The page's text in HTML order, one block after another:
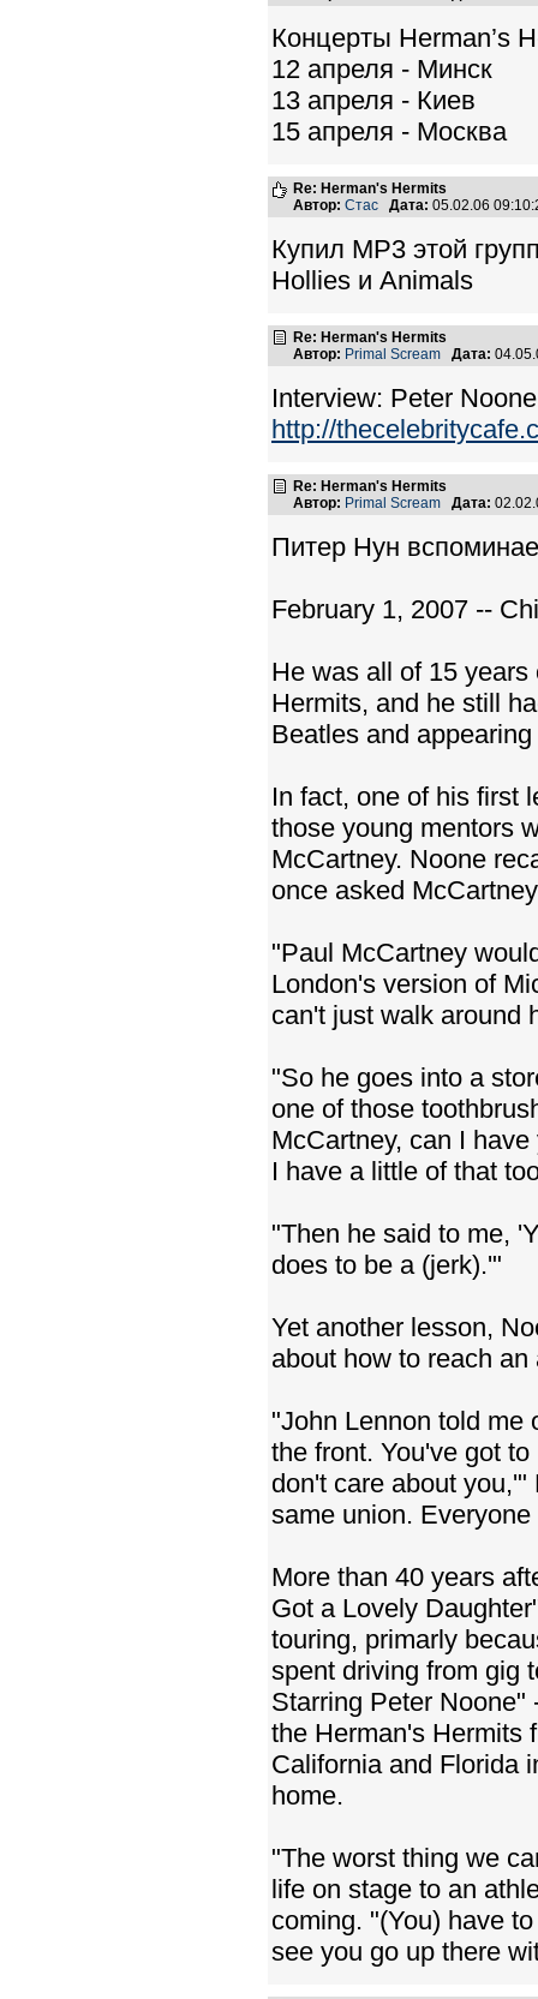
Концерты Herman’s
12 апреля - Минск
13 апреля - Киев
15 апреля - Москва
Re: Herman's Hermits
Автор: Стас Дата: 05.02.06
Купил МР3 этой
Hollies и Animals
Re: Herman's Hermits
Автор: Primal Scream Дата:
Interview: Peter
http://
Re: Herman's Hermits
Автор: Primal Scream Дата:
Питер Нун
February 1, 2007 --
He was all of 15
Hermits, and he still
Beatles and
In fact, one of his first
those young mentors
McCartney. Noone
once asked
"Paul McCartney
London's version of
can't just walk around
"So he goes into a
one of those
McCartney, can I
I have a little of that
"Then he said to me,
does to be a (jerk).'"
Yet another lesson,
about how to reach an
"John Lennon told me
the front. You've got
don't care about
same union.
More than 40 years
Got a Lovely
touring, primarly
spent driving from gig
Starring Peter Noone"
the Herman's Hermits
California and Florida
home.
"The worst thing we
life on stage to an
coming. "(You) have
see you go up there